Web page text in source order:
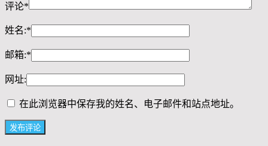
评论*
姓名:*
邮箱:*
网址:
在此浏览器中保存我的姓名、电子邮件和站点地址。